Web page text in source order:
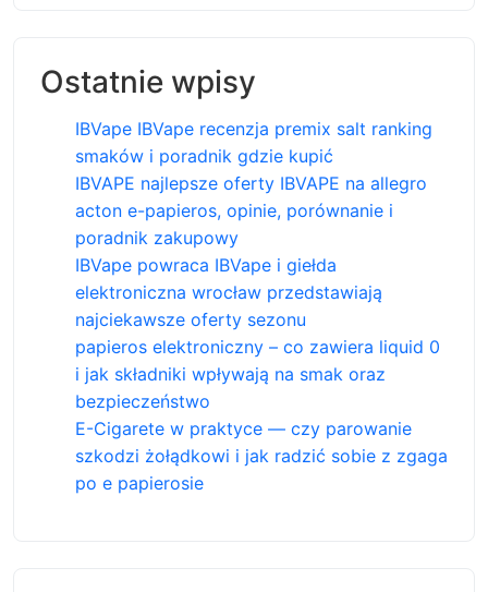
Ostatnie wpisy
IBVape IBVape recenzja premix salt ranking
smaków i poradnik gdzie kupić
IBVAPE najlepsze oferty IBVAPE na allegro
acton e-papieros, opinie, porównanie i
poradnik zakupowy
IBVape powraca IBVape i giełda
elektroniczna wrocław przedstawiają
najciekawsze oferty sezonu
papieros elektroniczny – co zawiera liquid 0
i jak składniki wpływają na smak oraz
bezpieczeństwo
E-Cigarete w praktyce — czy parowanie
szkodzi żołądkowi i jak radzić sobie z zgaga
po e papierosie